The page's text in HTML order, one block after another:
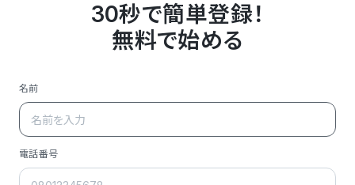
30秒で簡単登録！
無料で始める
名前
電話番号